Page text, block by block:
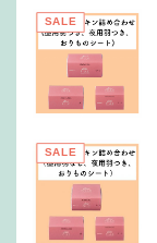
SALE
SALE